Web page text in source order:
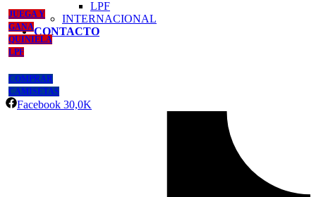
LPF
INTERNACIONAL
CONTACTO
JUEGA Y
GANA
QUINIELA
LPF
COMPRAR
CAMISETAS
Facebook 30,0K